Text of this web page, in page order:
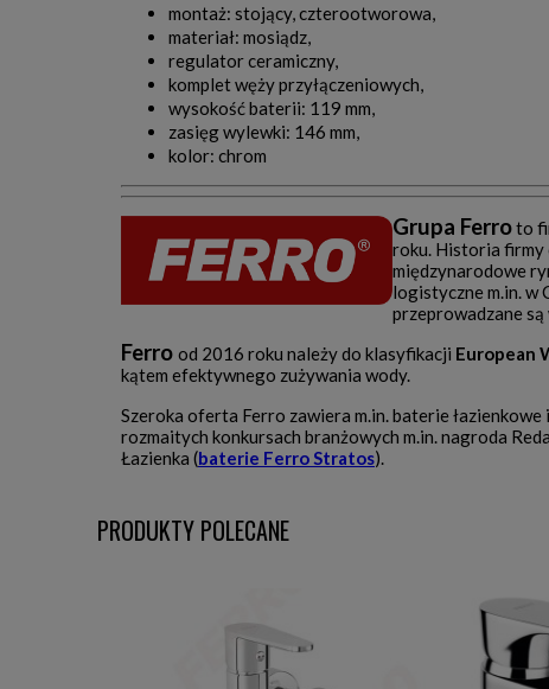
montaż: stojący, czterootworowa,
materiał: mosiądz,
regulator ceramiczny,
komplet węży przyłączeniowych,
wysokość baterii: 119 mm,
zasięg wylewki: 146 mm,
kolor: chrom
Grupa Ferroto
roku. Historia firmy
międzynarodowe
logistyczne m.in. w
przeprowadzane
Ferro od 2016 roku należy do klasyfikacji European
kątem efektywnego zużywania wody.
Szeroka oferta Ferro zawiera m.in. baterie
rozmaitych konkursach branżowych m.in. nagroda
Łazienka (baterie Ferro Stratos).
PRODUKTY POLECANE